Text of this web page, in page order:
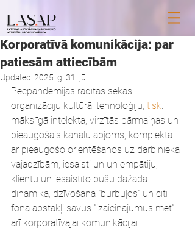
Korporatīvā komunikācija: par
patiesām attiecībām
Updated:2025. g. 31. jūl.
Pēcpandēmijas radītās sekas
organizāciju kultūrā, tehnoloģiju, t.sk.
mākslīgā intelekta, virzītās pārmaiņas un
pieaugošais kanālu apjoms, komplektā
ar pieaugošo orientēšanos uz darbinieka
vajadzībām, iesaisti un un empātiju,
klientu un iesaistīto pušu dažādā
dinamika, dzīvošana "burbuļos" un citi
fona apstākļi savus "izaicinājumus met"
arī korporatīvajai komunikācijai.